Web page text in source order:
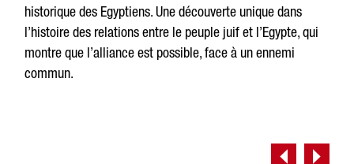
historique des Egyptiens. Une découverte unique dans
l’histoire des relations entre le peuple juif et l’Egypte, qui
montre que l’alliance est possible, face à un ennemi
commun.